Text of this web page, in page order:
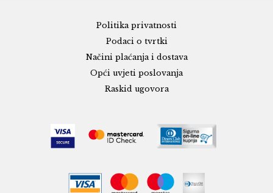
Politika privatnosti
Podaci o tvrtki
Načini plaćanja i dostava
Opći uvjeti poslovanja
Raskid ugovora